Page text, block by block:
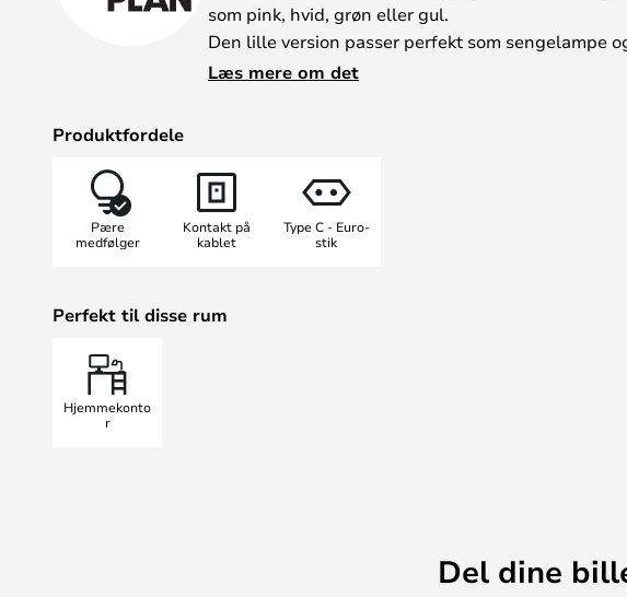
som pink, hvid, grøn eller gul.
Den lille version passer perfekt som sengelampe
Dens bløde bevægelser og dens perfekte stabilitet
Design din egen personlige lampe. Vælg mellem
gulvlampe i forskellige størrelser og
Læs mere om det
Produktfordele
Pære
medfølger
Kontakt på
kablet
Type C - Euro-
stik
Perfekt til disse rum
Hjemmekonto
r
Del dine